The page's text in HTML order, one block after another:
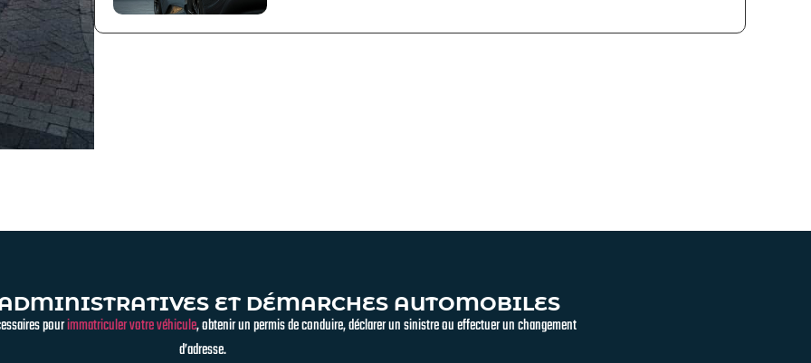
ET DÉMARCHES AUTOMOBILES
pourimmatriculer votre véhicule, obtenir un permis de conduire, déclarer un sinistre ou effectuer un changement
d’adresse.